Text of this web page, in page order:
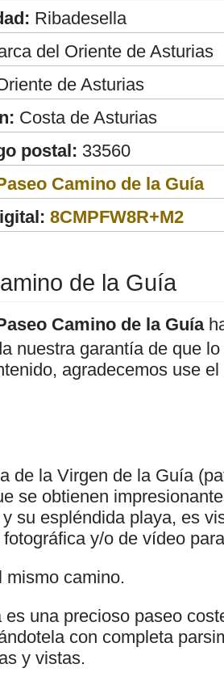
Ribadesella
del Oriente de Asturias
de Asturias
Costa de Asturias
postal: 33560
Camino de la Guía
8CMPFW8R+M2
de la Guía
Camino de la Guía
nuestra garantía de que
agradecemos use
de la Virgen de la Guía
se obtienen
su espléndida playa, es
y/o de vídeo
mismo camino.
una precioso paseo
con completa
y vistas.